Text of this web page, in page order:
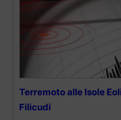
Terremoto alle Isole
Filicudi